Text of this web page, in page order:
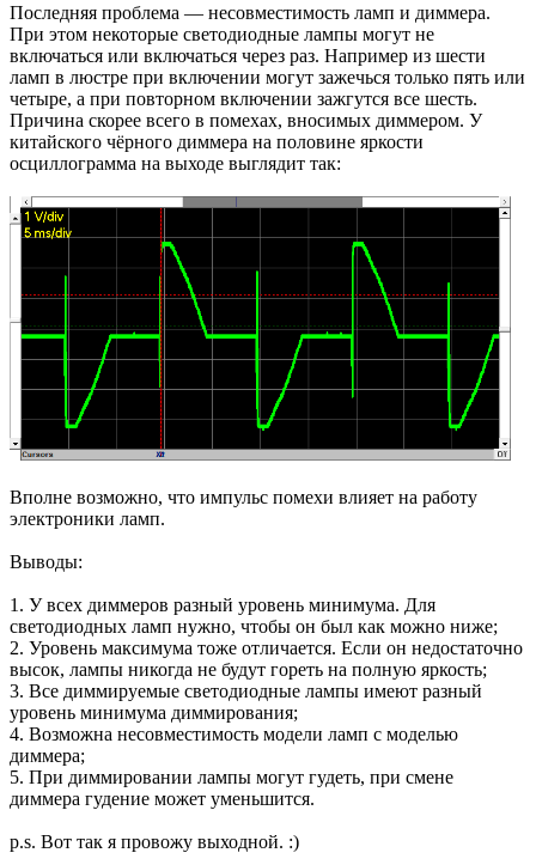
Последняя проблема — несовместимость ламп и диммера.
При этом некоторые светодиодные лампы могут не
включаться или включаться через раз. Например из шести
ламп в люстре при включении могут зажечься только пять или
четыре, а при повторном включении зажгутся все шесть.
Причина скорее всего в помехах, вносимых диммером. У
китайского чёрного диммера на половине яркости
осциллограмма на выходе выглядит так:
Вполне возможно, что импульс помехи влияет на работу
электроники ламп.
Выводы:
1. У всех диммеров разный уровень минимума. Для
светодиодных ламп нужно, чтобы он был как можно ниже;
2. Уровень максимума тоже отличается. Если он недостаточно
высок, лампы никогда не будут гореть на полную яркость;
3. Все диммируемые светодиодные лампы имеют разный
уровень минимума диммирования;
4. Возможна несовместимость модели ламп с моделью
диммера;
5. При диммировании лампы могут гудеть, при смене
диммера гудение может уменьшится.
p.s. Вот так я провожу выходной. :)